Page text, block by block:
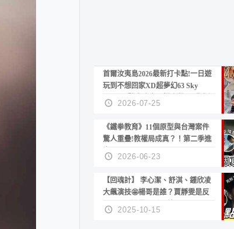
首爾汝夷島2026最新打卡點!一日遊
玩到不想回家XD超夢幻63 Sky
Picnic、鷺良津帝王蟹大餐、《淚之
女王》拍攝地、漢江公園免費玩水
2026-07-25
《鐵拳教育》11個原型與台灣案件
驚人重疊!教權局成真？！第二季進
度？😍
2026-06-23
【回魂計】 李心潔、舒淇、鍾欣凌
大飆演技🤩楊哥是誰？賈靜雯是反
派？死刑還是私刑正義
2025-10-15